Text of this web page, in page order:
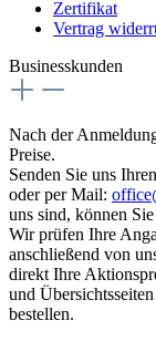
Zertifikat
Vertrag
Businesskunden
Nach der
Preise.
Senden Sie uns
oder per Mail:
uns sind, können
Wir prüfen Ihre
anschließend von
direkt Ihre
und
bestellen.